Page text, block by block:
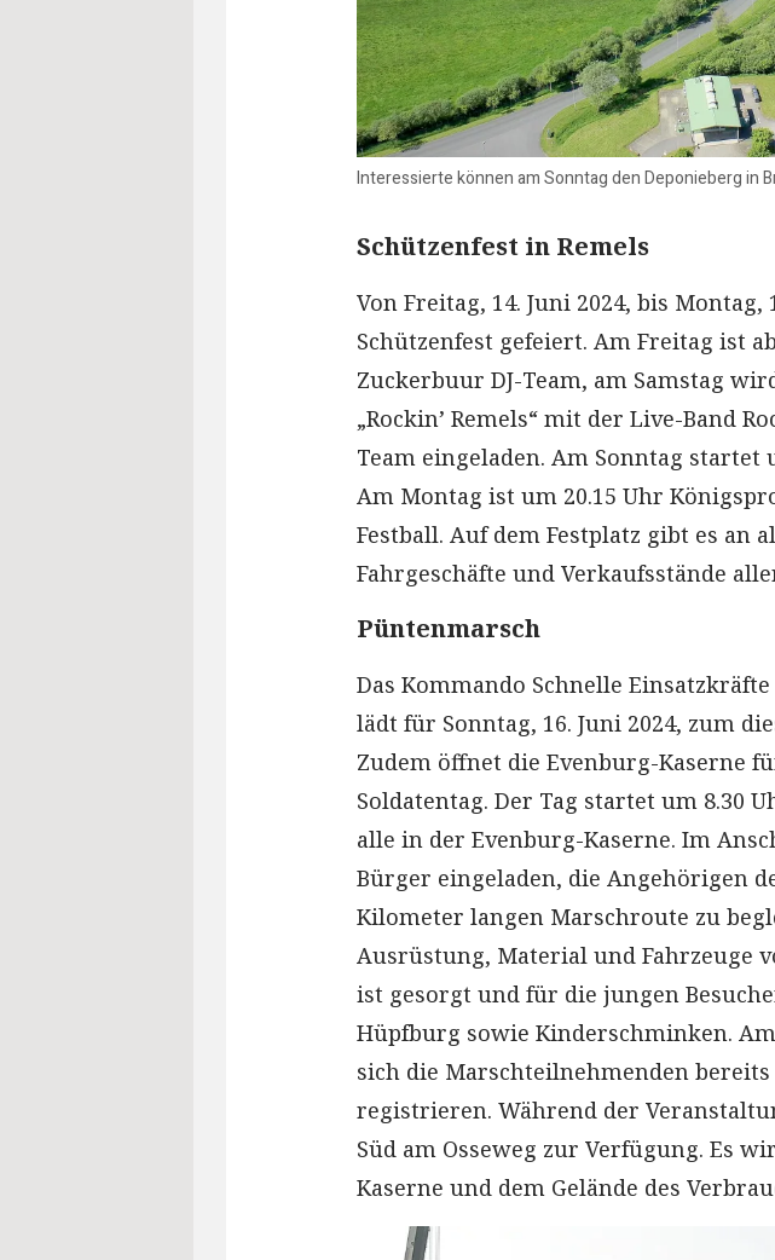
Interessierte können am Sonntag den Deponieberg in
Schützenfest in Remels
Von Freitag, 14. Juni 2024, bis
Schützenfest gefeiert. Am Freitag ist
Zuckerbuur DJ-Team, am Samstag
„Rockin’ Remels“ mit der Live-Band
Team eingeladen. Am Sonntag startet
Am Montag ist um 20.15 Uhr
Festball. Auf dem Festplatz gibt es an
Fahrgeschäfte und Verkaufsstände
Püntenmarsch
Das Kommando Schnelle
lädt für Sonntag, 16. Juni 2024, zum
Zudem öffnet die Evenburg-Kaserne
Soldatentag. Der Tag startet um 8.30
alle in der Evenburg-Kaserne. Im
Bürger eingeladen, die Angehörigen
Kilometer langen Marschroute zu
Ausrüstung, Material und Fahrzeuge
ist gesorgt und für die jungen
Hüpfburg sowie Kinderschminken.
sich die Marschteilnehmenden
registrieren. Während der
Süd am Osseweg zur Verfügung. Es
Kaserne und dem Gelände des